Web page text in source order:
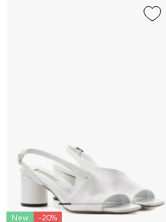
New -20%